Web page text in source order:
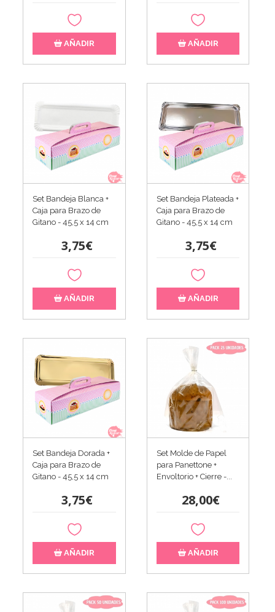
AÑADIR AÑADIR
Set Bandeja Blanca +
Caja para Brazo de
Gitano - 45,5 x 14 cm
3,75€
AÑADIR
Set Bandeja Plateada +
Caja para Brazo de
Gitano - 45,5 x 14 cm
3,75€
AÑADIR
Set Bandeja Dorada +
Caja para Brazo de
Gitano - 45,5 x 14 cm
3,75€
AÑADIR
Set Molde de Papel
para Panettone +
Envoltorio + Cierre -...
28,00€
AÑADIR